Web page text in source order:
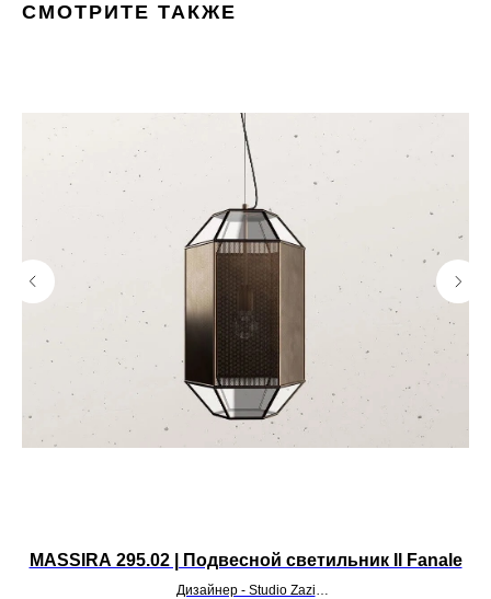
СМОТРИТЕ ТАКЖЕ
MASSIRA 295.02 | Подвесной светильник Il Fanale
Дизайнер - Studio Zazi